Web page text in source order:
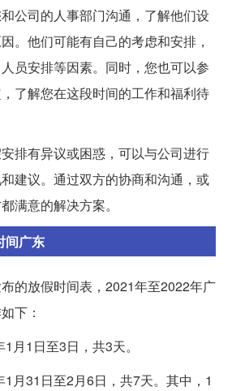
公司的人事部门沟通，了解他们设
。他们可能有自己的考虑和安排，
员安排等因素。同时，您也可以参
了解您在这段时间的工作和福利待
排有异议或困惑，可以与公司进行
建议。通过双方的协商和沟通，或
满意的解决方案。
间广东
的放假时间表，2021年至2022年广
下：
月1日至3日，共3天。
月31日至2月6日，共7天。其中，1